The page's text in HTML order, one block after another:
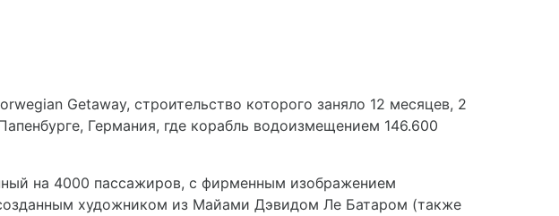
Getaway, строительство которого заняло 12 месяцев, 2
Германия, где корабль водоизмещением 146.600
на 4000 пассажиров, с фирменным изображением
художником из Майами Дэвидом Ле Батаром (также